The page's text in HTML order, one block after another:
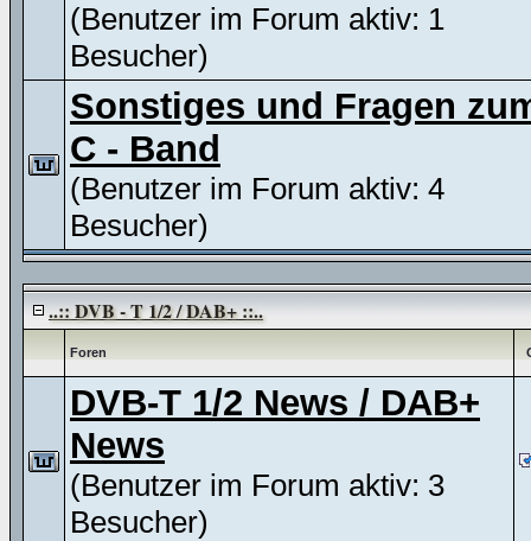
(Benutzer im Forum aktiv: 1
Besucher)
Sonstiges und Fragen
C - Band
(Benutzer im Forum aktiv: 4
Besucher)
..:: DVB - T 1/2 / DAB+ ::..
Foren
DVB-T 1/2 News / DAB+
News
(Benutzer im Forum aktiv: 3
Besucher)